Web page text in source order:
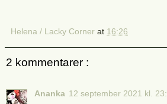
Helena / Lacky Corner at 16:26
2 kommentarer :
Ananka 12 september 2021 kl.